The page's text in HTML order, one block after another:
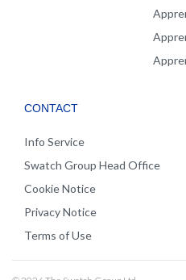
CONTACT
Info Service
Swatch Group Head Office
Cookie Notice
Privacy Notice
Terms of Use